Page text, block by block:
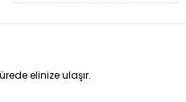
elinize ulaşır.